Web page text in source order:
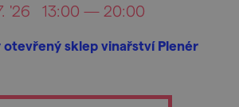
'26 13:00 — 20:00
sklep vinařství Plenér